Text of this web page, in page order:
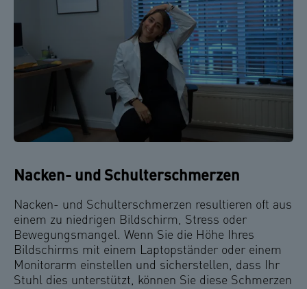
Nacken- und Schulterschmerzen
Nacken- und Schulterschmerzen resultieren oft aus
einem zu niedrigen Bildschirm, Stress oder
Bewegungsmangel. Wenn Sie die Höhe Ihres
Bildschirms mit einem Laptopständer oder einem
Monitorarm einstellen und sicherstellen, dass Ihr
Stuhl dies unterstützt, können Sie diese Schmerzen